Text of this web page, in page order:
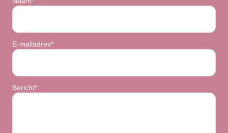
E-mailadres*
Bericht*